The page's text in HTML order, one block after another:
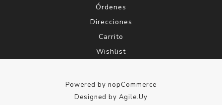
Órdenes
Direcciones
Carrito
Wishlist
Powered by nopCommerce
Designed by Agile.Uy